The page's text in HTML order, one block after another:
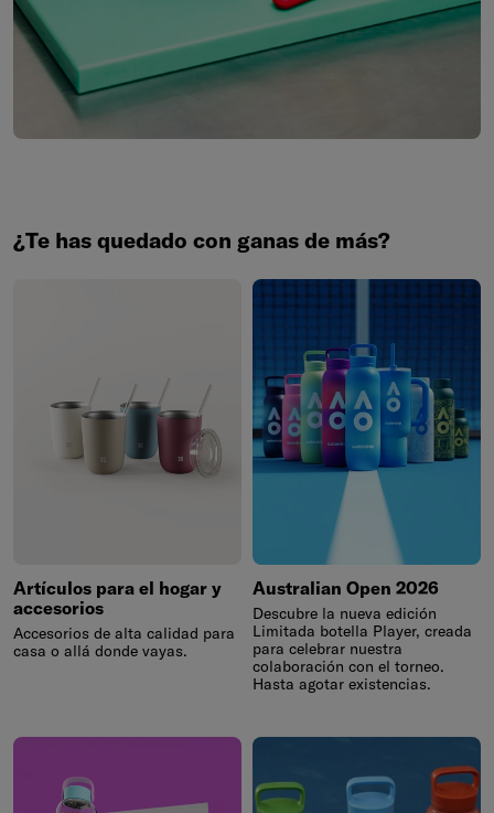
¿Te has quedado con ganas de más?
Artículos para el hogar y
accesorios
Accesorios de alta calidad para
casa o allá donde vayas.
Australian Open 2026
Descubre la nueva edición
Limitada botella Player, creada
para celebrar nuestra
colaboración con el torneo.
Hasta agotar existencias.